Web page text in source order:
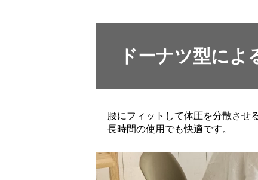
ドーナツ型によ
腰にフィットして体圧を分散させ
長時間の使用でも快適です。